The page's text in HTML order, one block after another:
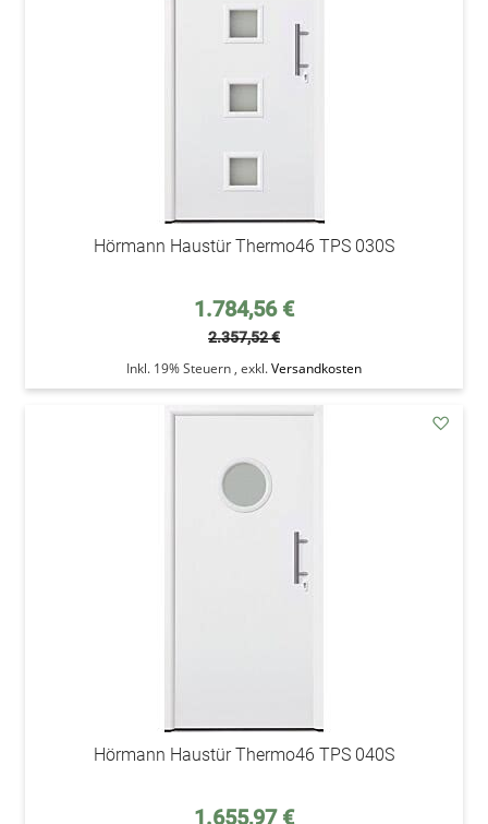
Hörmann Haustür Thermo46 TPS 030S
Sonderpreis
1.784,56 €
2.357,52 €
Inkl. 19% Steuern , exkl.Versandkosten
Hörmann Haustür Thermo46 TPS 040S
Sonderpreis
1.655,97 €